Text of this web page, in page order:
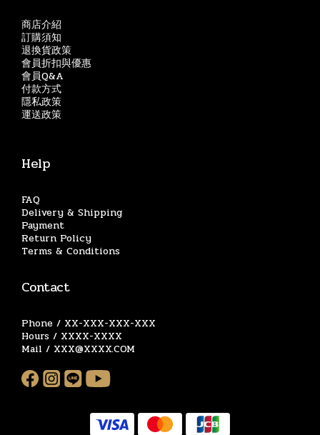
商店介紹
訂購須知
退換貨政策
會員折扣與優惠
會員Q&A
付款方式
隱私政策
運送政策
Help
FAQ
Delivery & Shipping
Payment
Return Policy
Terms & Conditions
Contact
Phone / XX-XXX-XXX-XXX
Hours / XXXX-XXXX
Mail / XXX@XXXX.COM